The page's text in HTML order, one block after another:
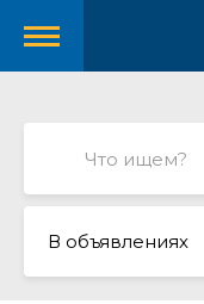
В объявлениях